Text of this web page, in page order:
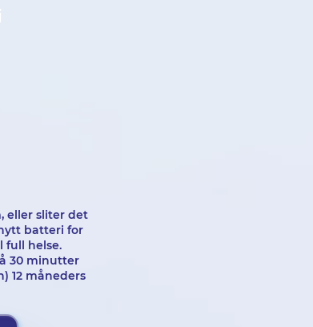
eller sliter det
batteri for
full helse.
30 minutter
12 måneders